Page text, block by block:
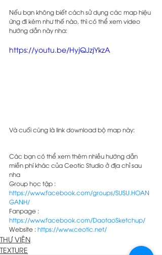
Nếu bạn không biết cách sử dụng các map hiệu
ứng đi kèm như thế nào, thì có thể xem video
hướng dẫn này nha:
https://youtu.be/HyjQJzjYkzA
Và cuối cùng là link download bộ map này:
Các bạn có thể xem thêm nhiều hướng dẫn
miễn phí khác của Ceotic Studio ở địa chỉ sau
nha
Group học tập :
https://www.facebook.com/groups/SUSU.HOAN
GANH/
Fanpage :
https://www.facebook.com/DaotaoSketchup/
Website : https://www.ceotic.net/
THƯ VIỆN
TEXTURE